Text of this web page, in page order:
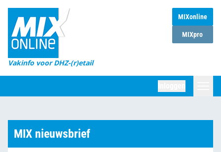
MIXonline
MIXpro
Vakinfo voor DHZ-(r)etail
Home
Magazines
DHZ Sessie
Marktcijfers
MIX nieuwsbrief